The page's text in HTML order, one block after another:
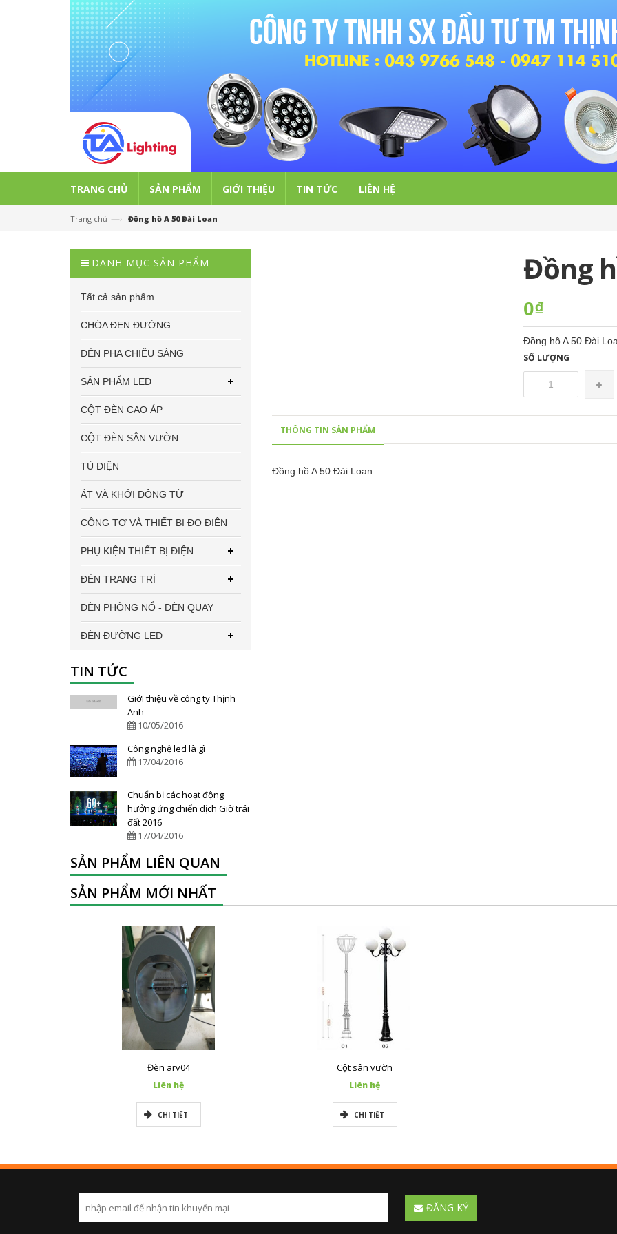
TRANG CHỦ SẢN PHẨM GIỚI THIỆU TIN TỨC LIÊN HỆ
Trang chủ —› Đồng hồ A 50 Đài Loan
Đồng
0₫
Đồng hồ A 50 Đài
SỐ LƯỢNG
THÔNG TIN SẢN PHẨM
Đồng hồ A 50 Đài Loan
DANH MỤC SẢN PHẨM
Tất cả sản phẩm
CHÓA ĐEN ĐƯỜNG
ĐÈN PHA CHIẾU SÁNG
SẢN PHẨM LED
CỘT ĐÈN CAO ÁP
CỘT ĐÈN SÂN VƯỜN
TỦ ĐIỆN
ÁT VÀ KHỞI ĐỘNG TỪ
CÔNG TƠ VÀ THIẾT BỊ ĐO ĐIỆN
PHỤ KIỆN THIẾT BỊ ĐIỆN
ĐÈN TRANG TRÍ
ĐÈN PHÒNG NỔ - ĐÈN QUAY
ĐÈN ĐƯỜNG LED
TIN TỨC
Giới thiệu về công ty Thịnh
Anh
10/05/2016
Công nghệ led là gì
17/04/2016
Chuẩn bị các hoạt động
hưởng ứng chiến dịch Giờ trái
đất 2016
17/04/2016
SẢN PHẨM LIÊN QUAN
SẢN PHẨM MỚI NHẤT
Đèn arv04
Liên hệ
CHI TIẾT
Cột sân vườn
Liên hệ
CHI TIẾT
ĐĂNG KÝ